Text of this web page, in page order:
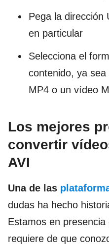
Pega la dirección
en particular
Selecciona el
contenido, ya
MP4 o un vídeo
Los mejores
convertir
AVI
Una de las
dudas ha hecho
Estamos en
requiere de que